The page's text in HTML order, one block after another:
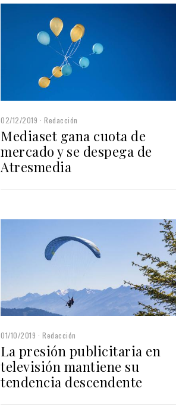
02/12/2019 Redacción
Mediaset gana cuota de
mercado y se despega de
Atresmedia
01/10/2019 Redacción
La presión publicitaria en
televisión mantiene su
tendencia descendente